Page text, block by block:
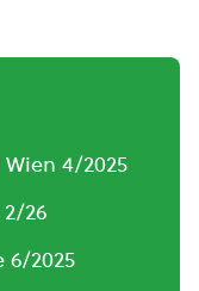
4/2025
26
6/2025